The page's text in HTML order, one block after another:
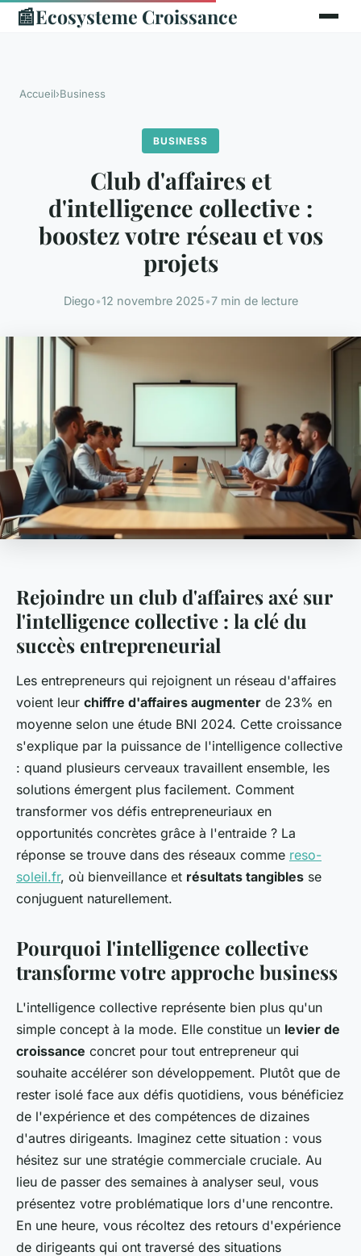
📰Ecosysteme Croissance
Accueil›Business
BUSINESS
Club d'affaires et
d'intelligence collective :
boostez votre réseau et vos
projets
Diego•12 novembre 2025•7 min de lecture
Rejoindre un club d'affaires axé sur
l'intelligence collective : la clé du
succès entrepreneurial
Les entrepreneurs qui rejoignent un réseau d'affaires
voient leur chiffre d'affaires augmenter de 23% en
moyenne selon une étude BNI 2024. Cette croissance
s'explique par la puissance de l'intelligence collective
: quand plusieurs cerveaux travaillent ensemble, les
solutions émergent plus facilement. Comment
transformer vos défis entrepreneuriaux en
opportunités concrètes grâce à l'entraide ? La
réponse se trouve dans des réseaux comme reso-
soleil.fr, où bienveillance et résultats tangibles se
conjuguent naturellement.
Pourquoi l'intelligence collective
transforme votre approche business
L'intelligence collective représente bien plus qu'un
simple concept à la mode. Elle constitue un levier de
croissance concret pour tout entrepreneur qui
souhaite accélérer son développement. Plutôt que de
rester isolé face aux défis quotidiens, vous bénéficiez
de l'expérience et des compétences de dizaines
d'autres dirigeants. Imaginez cette situation : vous
hésitez sur une stratégie commerciale cruciale. Au
lieu de passer des semaines à analyser seul, vous
présentez votre problématique lors d'une rencontre.
En une heure, vous récoltez des retours d'expérience
de dirigeants qui ont traversé des situations